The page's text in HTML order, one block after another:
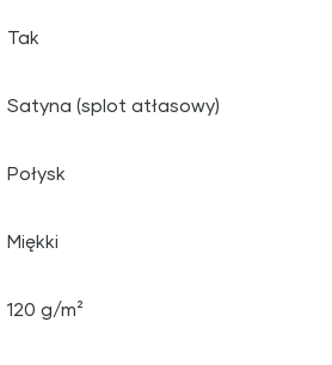
Tak
Satyna (splot atłasowy)
Połysk
Miękki
120 g/m²